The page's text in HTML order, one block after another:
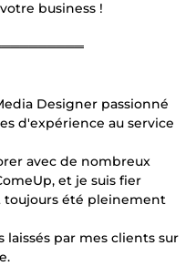
business !
Designer passionné
d'expérience au service
avec de nombreux
et je suis fier
été pleinement
laissés par mes clients sur